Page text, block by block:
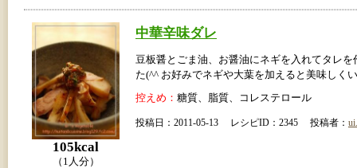
105kcal
（1人分）
中華辛味ダレ
豆板醤とごま油、お醤油にネギを入れてタレを
た(^^ お好みでネギや大葉を加えると美味しく
控えめ： 糖質、脂質、コレステロール
投稿日：2011-05-13 レシピID：2345 投稿者：